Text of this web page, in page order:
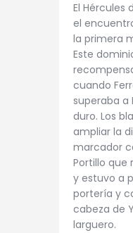
El
el
la primera
Este
cuando
superaba a
duro. Los
ampliar la
marcador
Portillo que
y estuvo a
portería y
cabeza de
larguero.